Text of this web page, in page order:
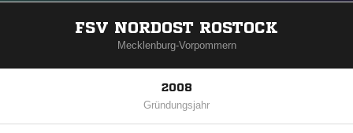
FSV NORDOST ROSTOCK
Mecklenburg-Vorpommern
2008
Gründungsjahr